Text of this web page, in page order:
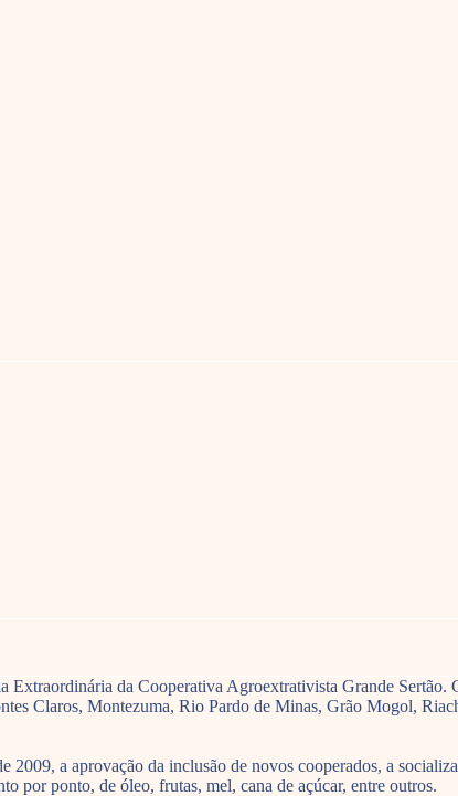
Extraordinária da Cooperativa Agroextrativista Grande
Claros, Montezuma, Rio Pardo de Minas, Grão Mogol,
2009, a aprovação da inclusão de novos cooperados, a
por ponto, de óleo, frutas, mel, cana de açúcar, entre outros.